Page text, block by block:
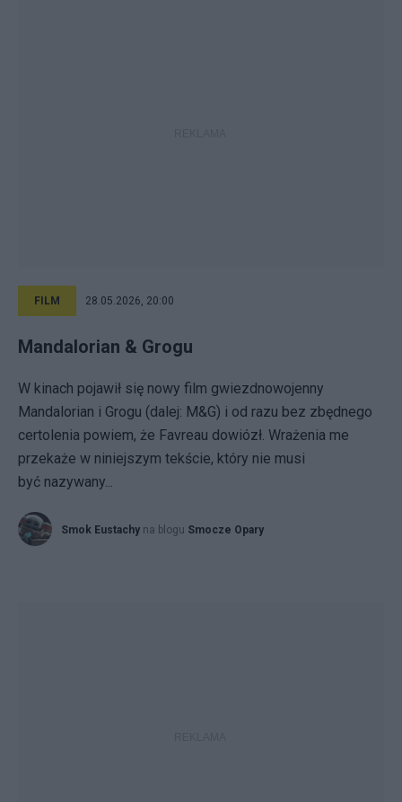
FILM 28.05.2026, 20:00
Mandalorian & Grogu
W kinach pojawił się nowy film gwiezdnowojenny
Mandalorian i Grogu (dalej: M&G) i od razu bez zbędnego
certolenia powiem, że Favreau dowiózł. Wrażenia me
przekaże w niniejszym tekście, który nie musi
być nazywany...
Smok Eustachy na blogu Smocze Opary